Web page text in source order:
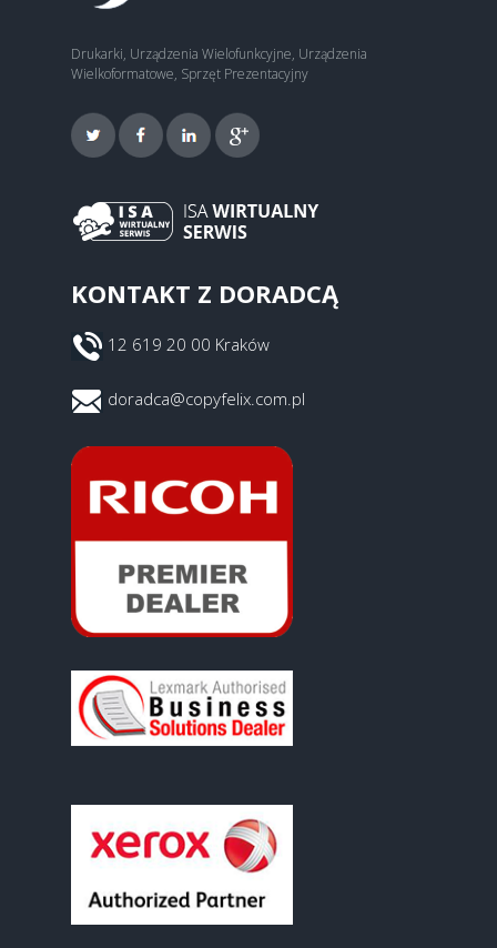
Drukarki, Urządzenia Wielofunkcyjne, Urządzenia
Wielkoformatowe, Sprzęt Prezentacyjny
KONTAKT Z DORADCĄ
12 619 20 00 Kraków
doradca@copyfelix.com.pl